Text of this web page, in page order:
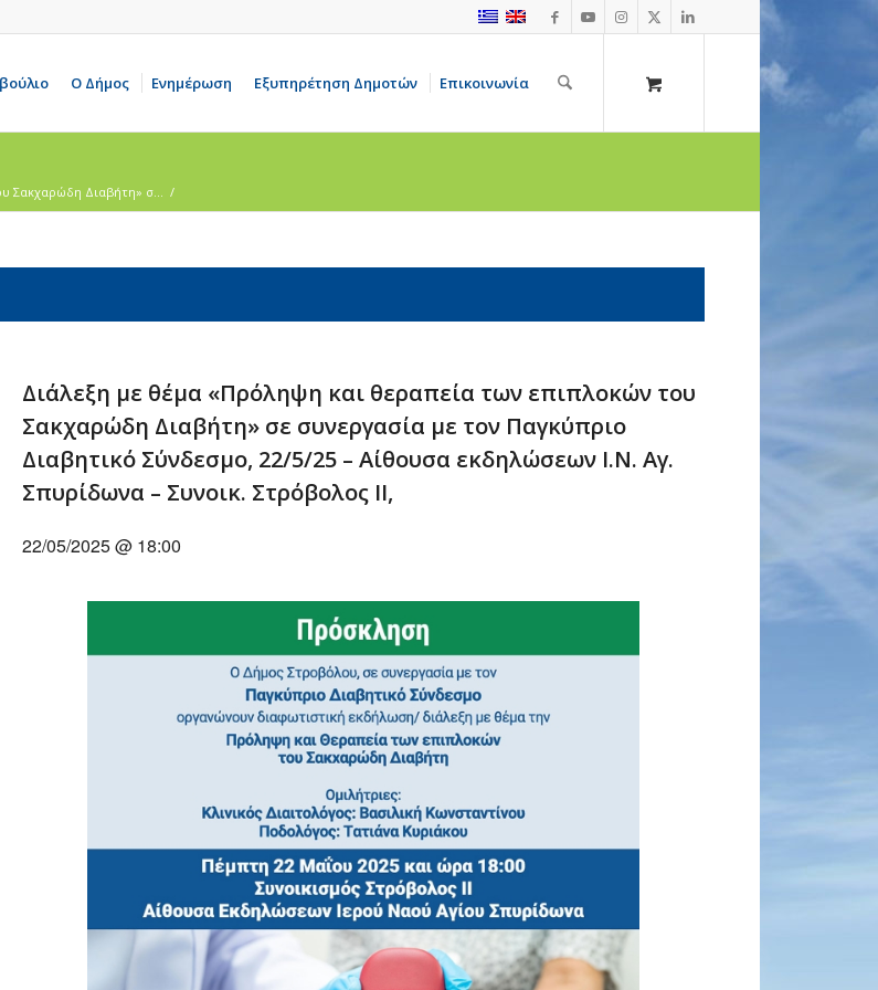
Ο Δήμος Ενημέρωση Εξυπηρέτηση Δημοτών Επικοινωνία
Σακχαρώδη Διαβήτη» σ... /
Διάλεξη με θέμα «Πρόληψη και θεραπεία των επιπλοκών του
Σακχαρώδη Διαβήτη» σε συνεργασία με τον Παγκύπριο
Διαβητικό Σύνδεσμο, 22/5/25 – Αίθουσα εκδηλώσεων Ι.Ν. Αγ.
Σπυρίδωνα – Συνοικ. Στρόβολος ΙΙ,
22/05/2025 @ 18:00